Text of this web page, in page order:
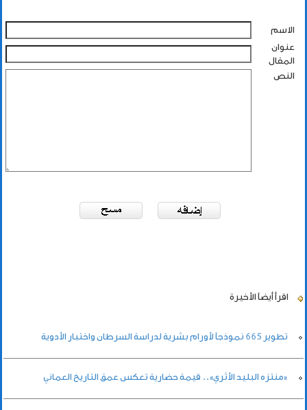
الاسم
عنوان
المقال
النص
اقرأ أيضاً الأخيرة
تطوير 665 نموذجاً لأورام بشرية لدراسة السرطان واختبار الأدوية
«منتزه البليد الأثري».. قيمة حضارية تعكس عمق التاريخ العماني